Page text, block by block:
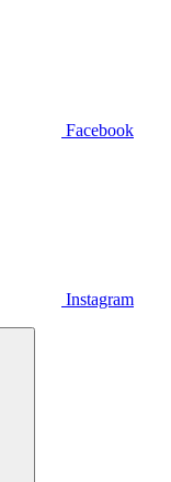
Facebook
Instagram